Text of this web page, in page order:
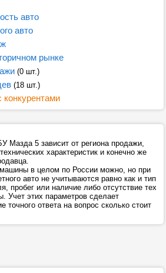
авто
авто
рынке
(0 шт.)
(18 шт.)
Мазда 5 зависит от региона продажи,
характеристик и конечно же
машины в целом по России можно, но при
авто не учитываются равно как и тип
пробег или наличие либо отсутствие тех
Учет этих параметров сделает
точного ответа на вопрос сколько стоит